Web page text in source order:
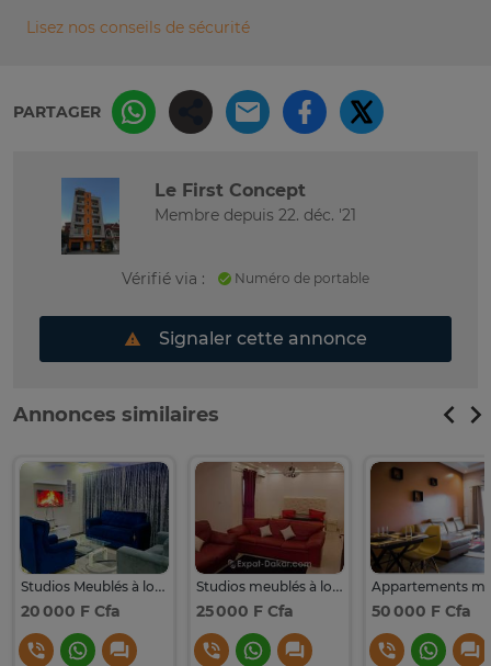
Lisez nos conseils de sécurité
PARTAGER
Le First Concept
Membre depuis 22. déc. '21
Vérifié via : Numéro de portable
Signaler cette annonce
Annonces similaires
Studios Meublés à louer ouest foire
20 000 F Cfa
Studios meublés à louer à Sacre Coeur 3
25 000 F Cfa 50 000 F Cfa